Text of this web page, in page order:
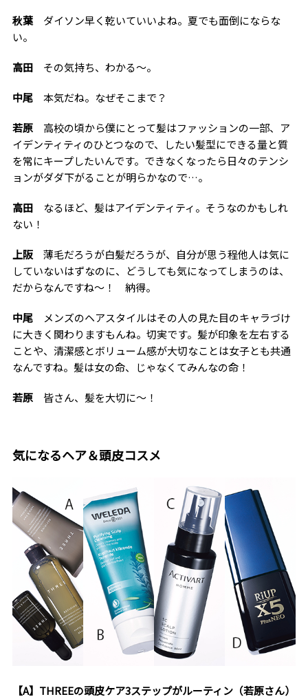
秋葉ダイソン早く乾いていいよね。夏でも面倒にならな
い。
高田その気持ち、わかる〜。
中尾本気だね。なぜそこまで？
若原高校の頃から僕にとって髪はファッションの一部、ア
イデンティティのひとつなので、したい髪型にできる量と質
を常にキープしたいんです。できなくなったら日々のテンシ
ョンがダダ下がることが明らかなので…。
高田なるほど、髪はアイデンティティ。そうなのかもしれ
ない！
上阪薄毛だろうが白髪だろうが、自分が思う程他人は気に
していないはずなのに、どうしても気になってしまうのは、
だからなんですね〜！ 納得。
中尾メンズのヘアスタイルはその人の見た目のキャラづけ
に大きく関わりますもんね。切実です。髪が印象を左右する
ことや、清潔感とボリューム感が大切なことは女子とも共通
なんですね。髪は女の命、じゃなくてみんなの命！
若原皆さん、髪を大切に〜！
気になるヘア＆頭皮コスメ
【A】THREEの頭皮ケア3ステップがルーティン（若原さん）